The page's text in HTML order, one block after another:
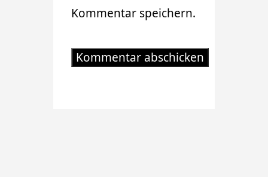
Kommentar speichern.